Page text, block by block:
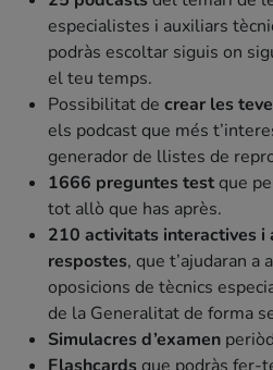
especialistes i auxiliars
podràs escoltar siguis on
el teu temps.
Possibilitat de crear les
els podcast que més
generador de llistes de
1666 preguntes testque
tot allò que has après.
210 activitats interactives
respostes, que t’ajudaran
oposicions de tècnics
de la Generalitat de forma
Simulacres d’examen